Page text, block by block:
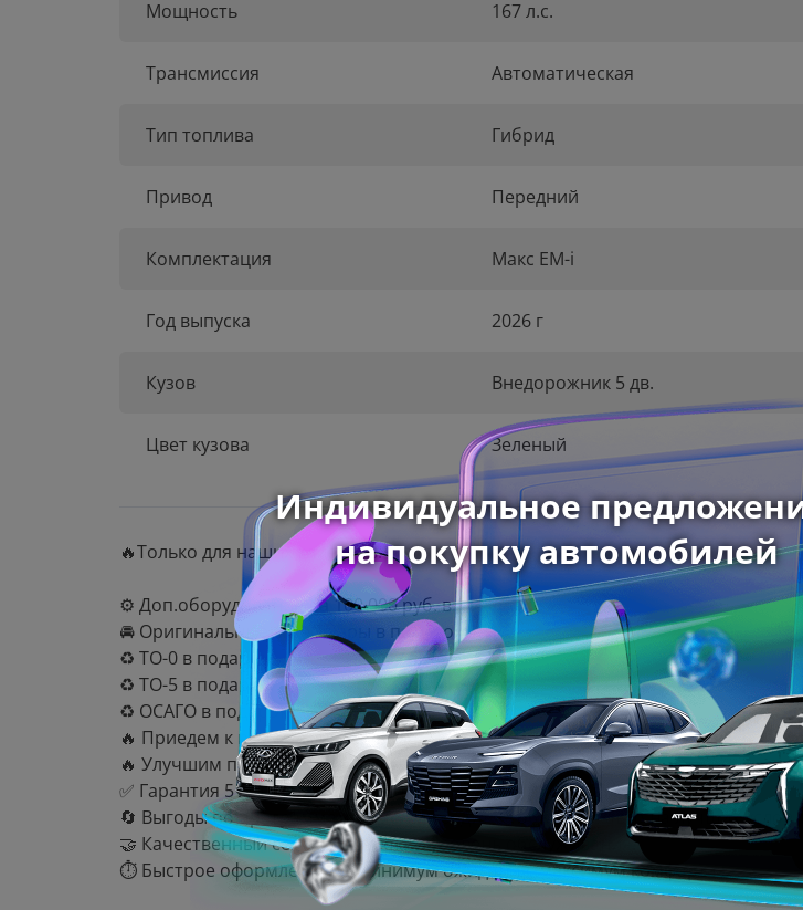
Мощность 167 л.с.
Трансмиссия Автоматическая
Тип топлива Гибрид
Привод Передний
Комплектация Макс EM-i
Год выпуска 2026 г
Кузов Внедорожник 5 дв.
Цвет кузова Зеленый
🔥Только для наших клиентов:
⚙️ Доп.оборудование на 100 000 руб. в подарок!
🚘 Оригинальные аксессуары в подарок!
♻️ ТО-0 в подарок!
♻️ ТО-5 в подарок!
♻️ ОСАГО в подарок!
🔥 Приедем к вам на тестовую поездку!
🔥 Улучшим предложение другого дилера! Звоните!
✅ Гарантия 5 лет — ваша уверенность в надежности автомобиля.
🔄 Выгоды по программам обмен и кредит — обновите авто на лучших
🤝 Качественный сервис и высокий уровень обслуживания.
⏱️ Быстрое оформление — минимум ожидания, максимум комфорта.